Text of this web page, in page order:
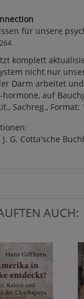
für unsere
komplett
nicht nur
Darm arbeitet
auf
Sachreg.,
J. G. Cotta'sche
AUCH: